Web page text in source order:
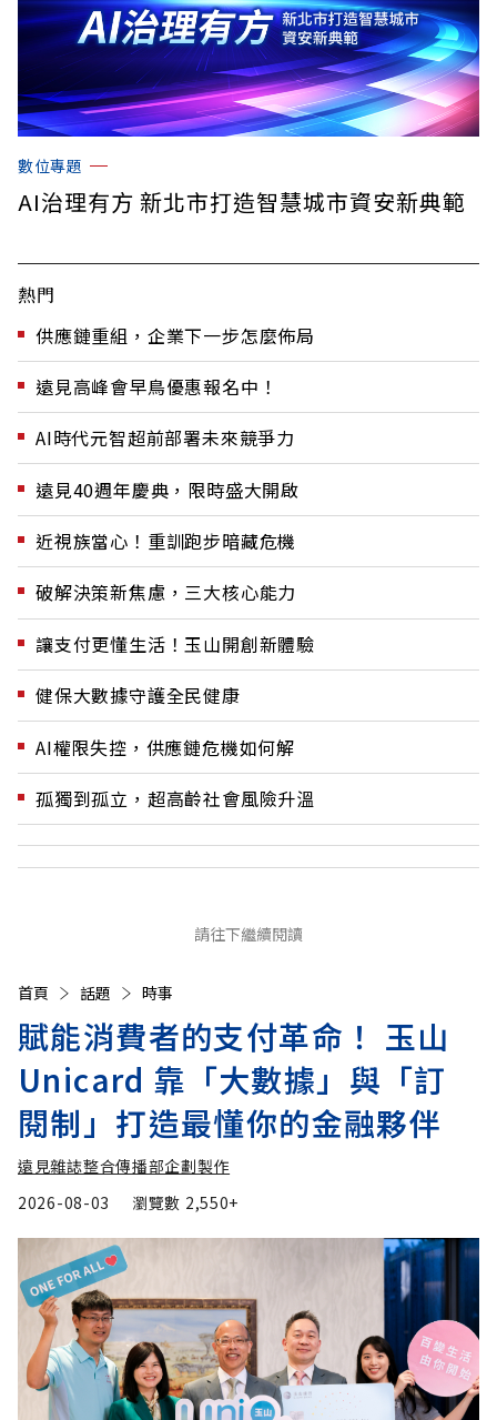
數位專題
AI治理有方 新北市打造智慧城市資安新典範
熱門
供應鏈重組，企業下一步怎麼佈局
遠見高峰會早鳥優惠報名中！
AI時代元智超前部署未來競爭力
遠見40週年慶典，限時盛大開啟
近視族當心！重訓跑步暗藏危機
破解決策新焦慮，三大核心能力
讓支付更懂生活！玉山開創新體驗
健保大數據守護全民健康
AI權限失控，供應鏈危機如何解
孤獨到孤立，超高齡社會風險升溫
請往下繼續閱讀
首頁 話題 時事
賦能消費者的支付革命！ 玉山
Unicard 靠「大數據」與「訂
閱制」打造最懂你的金融夥伴
遠見雜誌整合傳播部企劃製作
2026-08-03
瀏覽數 2,550+